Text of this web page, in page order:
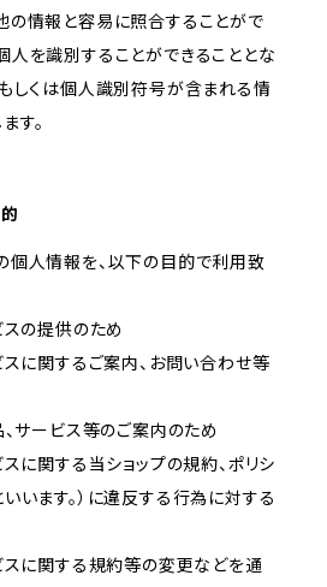
の情報と容易に照合することがで
人を識別することができることとな
もしくは個人識別符号が含まれる情
す。
個人情報を、以下の目的で利用致
スの提供のため
スに関するご案内、お問い合わせ等
、サービス等のご案内のため
スに関する当ショップの規約、ポリシ
いいます。）に違反する行為に対する
スに関する規約等の変更などを通